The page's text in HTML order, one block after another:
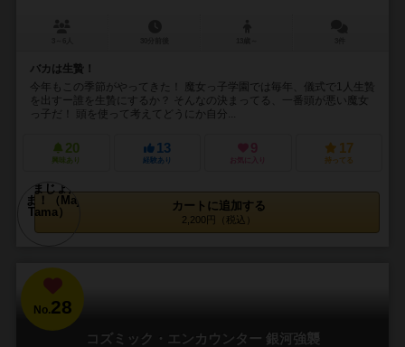
バカは生贄！
今年もこの季節がやってきた！ 魔女っ子学園では毎年、儀式で1人生贄
を出すー誰を生贄にするか？ そんなの決まってる、一番頭が悪い魔女
っ子だ！ 頭を使って考えてどうにか自分...
20
興味あり
13
経験あり
9
お気に入り
17
持ってる
カートに追加する
2,200円（税込）
No.28
コズミック・エンカウンター 銀河強襲